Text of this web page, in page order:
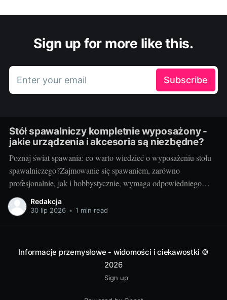
Sign up for more like this.
Enter your email Subscribe
Stół spawalniczy kompletnie wyposażony -
jakie urządzenia i akcesoria są niezbędne?
Poznaj świat spawania: co warto wiedzieć o wyposażeniu stołu
spawalniczego?Zajmowanie się spawaniem, zarówno
profesjonalnie, jak i hobbystycznie, wymaga odpowiedniego
wyposażenia stołu spawalniczego. Wybór odpowiednich
akcesoriów jest kluczowy dla wydajności i bezpieczeństwa
Przyjrzyjmy się niektórym elementom.
Redakcja
30 lip 2026 • 1 min read
Informacje przemysłowe - widomości i ciekawostki ©
2026
Sign up